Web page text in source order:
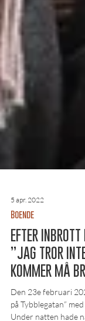
5 apr. 2022
Boende
EFTER INBROTT
”JAG TROR
KOMMER MÅ